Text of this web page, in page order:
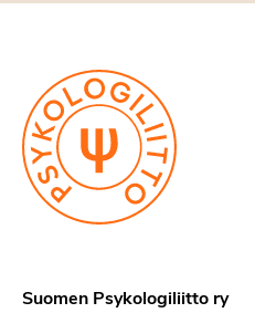
Suomen Psykologiliitto ry